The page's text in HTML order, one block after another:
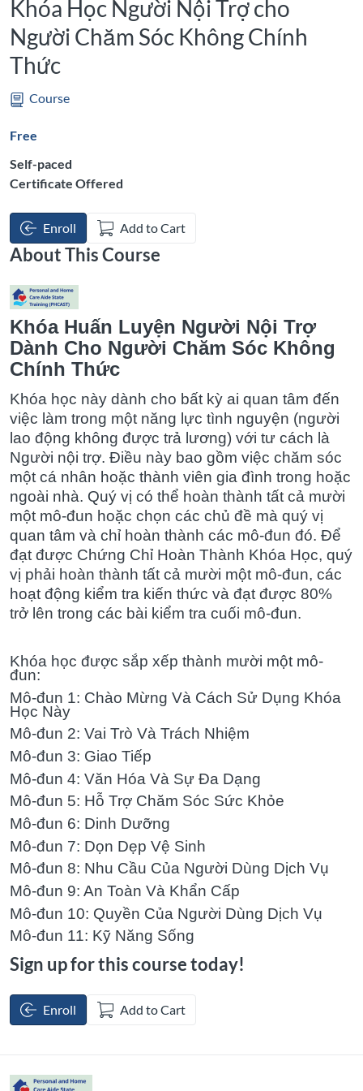
Khóa Học Người Nội Trợ cho
Người Chăm Sóc Không Chính
Thức
Course
Free
Self-paced
Certificate Offered
Enroll Add to Cart
About This Course
Khóa Huấn Luyện Người Nội Trợ
Dành Cho Người Chăm Sóc Không
Chính Thức
Khóa học này dành cho bất kỳ ai quan tâm đến
việc làm trong một năng lực tình nguyện (người
lao động không được trả lương) với tư cách là
Người nội trợ. Điều này bao gồm việc chăm sóc
một cá nhân hoặc thành viên gia đình trong hoặc
ngoài nhà. Quý vị có thể hoàn thành tất cả mười
một mô-đun hoặc chọn các chủ đề mà quý vị
quan tâm và chỉ hoàn thành các mô-đun đó. Để
đạt được Chứng Chỉ Hoàn Thành Khóa Học, quý
vị phải hoàn thành tất cả mười một mô-đun, các
hoạt động kiểm tra kiến thức và đạt được 80%
trở lên trong các bài kiểm tra cuối mô-đun.
Khóa học được sắp xếp thành mười một mô-
đun:
Mô-đun 1: Chào Mừng Và Cách Sử Dụng Khóa
Học Này
Mô-đun 2: Vai Trò Và Trách Nhiệm
Mô-đun 3: Giao Tiếp
Mô-đun 4: Văn Hóa Và Sự Đa Dạng
Mô-đun 5: Hỗ Trợ Chăm Sóc Sức Khỏe
Mô-đun 6: Dinh Dưỡng
Mô-đun 7: Dọn Dẹp Vệ Sinh
Mô-đun 8: Nhu Cầu Của Người Dùng Dịch Vụ
Mô-đun 9: An Toàn Và Khẩn Cấp
Mô-đun 10: Quyền Của Người Dùng Dịch Vụ
Mô-đun 11: Kỹ Năng Sống
Sign up for this course today!
Enroll Add to Cart